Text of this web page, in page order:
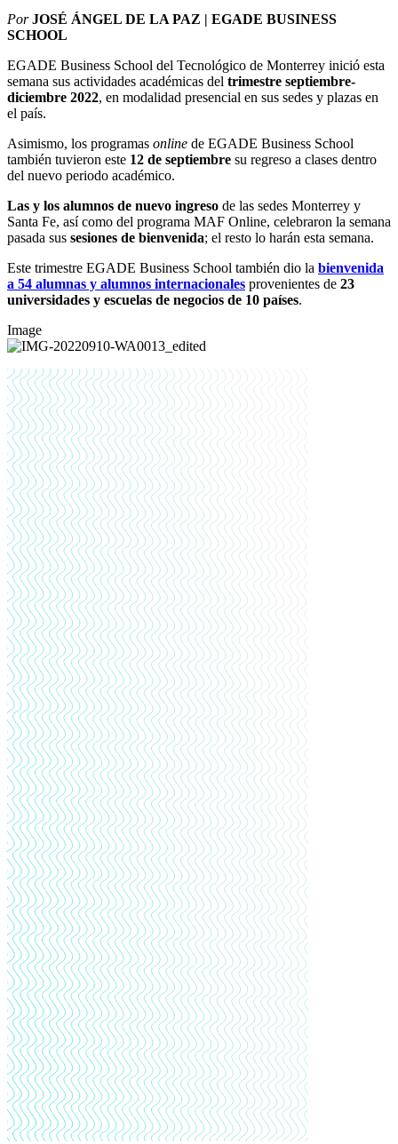
Por JOSÉ ÁNGEL DE LA PAZ | EGADE BUSINESS
SCHOOL
EGADE Business School del Tecnológico de Monterrey inició esta
semana sus actividades académicas del trimestre septiembre-
diciembre 2022, en modalidad presencial en sus sedes y plazas en
el país.
Asimismo, los programas online de EGADE Business School
también tuvieron este 12 de septiembre su regreso a clases dentro
del nuevo periodo académico.
Las y los alumnos de nuevo ingreso de las sedes Monterrey y
Santa Fe, así como del programa MAF Online, celebraron la semana
pasada sus sesiones de bienvenida; el resto lo harán esta semana.
Este trimestre EGADE Business School también dio la bienvenida
a 54 alumnas y alumnos internacionales provenientes de 23
universidades y escuelas de negocios de 10 países.
Image